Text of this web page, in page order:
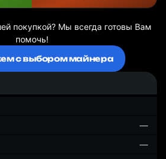
покупкой? Мы всегда готовы Вам
помочь!
с выбором майнера
—
—